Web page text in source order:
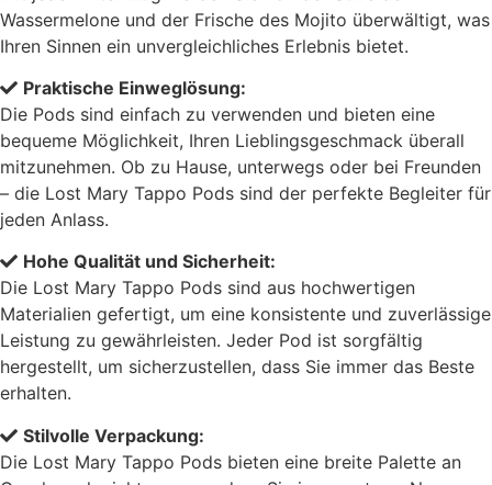
Wassermelone und der Frische des Mojito überwältigt, was
Ihren Sinnen ein unvergleichliches Erlebnis bietet.
Praktische Einweglösung:
Die Pods sind einfach zu verwenden und bieten eine
bequeme Möglichkeit, Ihren Lieblingsgeschmack überall
mitzunehmen. Ob zu Hause, unterwegs oder bei Freunden
– die Lost Mary Tappo Pods sind der perfekte Begleiter für
jeden Anlass.
Hohe Qualität und Sicherheit:
Die Lost Mary Tappo Pods sind aus hochwertigen
Materialien gefertigt, um eine konsistente und zuverlässige
Leistung zu gewährleisten. Jeder Pod ist sorgfältig
hergestellt, um sicherzustellen, dass Sie immer das Beste
erhalten.
Stilvolle Verpackung:
Die Lost Mary Tappo Pods bieten eine breite Palette an